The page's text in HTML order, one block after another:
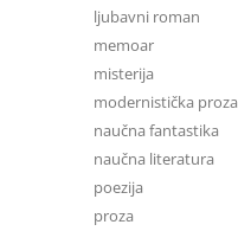
ljubavni roman
memoar
misterija
modernistička proza
naučna fantastika
naučna literatura
poezija
proza